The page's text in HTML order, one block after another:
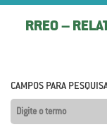
RREO –
CAMPOS PARA